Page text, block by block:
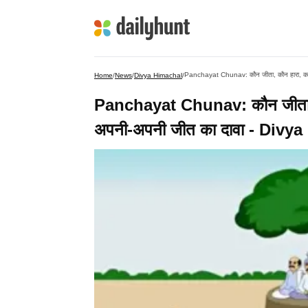
Home/News/Divya Himachal/Panchayat Chunav: कौन जीता, कौन हारा,
Panchayat Chunav: कौन
अपनी-अपनी जीत का दावा -